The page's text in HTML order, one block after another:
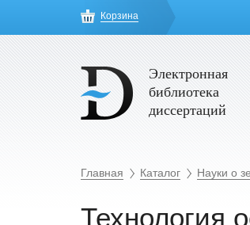
Корзина
Электронная
библиотека
диссертаций
Главная Каталог Науки о
Технология